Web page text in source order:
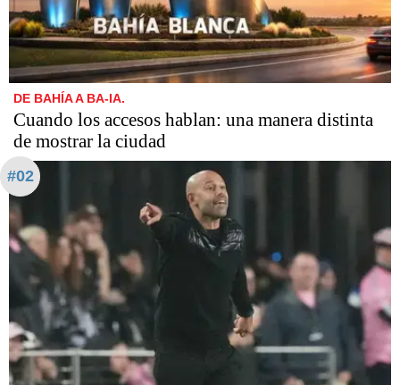
DE BAHÍA A BA-IA.
Cuando los accesos hablan: una manera distinta
de mostrar la ciudad
#02